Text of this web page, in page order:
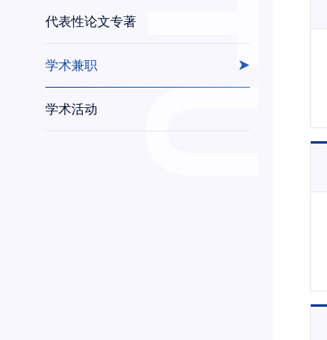
代表性论文专著
学术兼职
学术活动